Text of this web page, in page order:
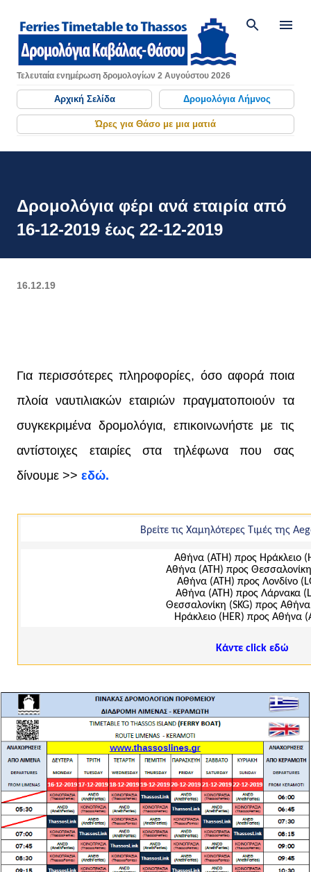
Μετάβαση στο κύριο
Τελευταία ενημέρωση δρομολογίων 2 Αυγούστου 2026
Αρχική Σελίδα Δρομολόγια Λήμνος
Ώρες για Θάσο με μια ματιά
Δρομολόγια φέρι ανά εταιρία από
16-12-2019 έως 22-12-2019
16.12.19
Για περισσότερες πληροφορίες, όσο αφορά ποια
πλοία ναυτιλιακών εταιριών πραγματοποιούν τα
συγκεκριμένα δρομολόγια, επικοινωνήστε με τις
αντίστοιχες εταιρίες στα τηλέφωνα που σας
δίνουμε >> εδώ.
Βρείτε τις Χαμηλότερες Τιμές της
Αθήνα (ΑΤΗ) προς Ηράκλειο
Αθήνα (ΑΤΗ) προς Θεσσαλονίκη
Αθήνα (ΑΤΗ) προς Λονδίνο
Αθήνα (ΑΤΗ) προς Λάρνακα
Θεσσαλονίκη (SKG) προς
Ηράκλειο (ΗΕR) προς Αθήνα
Κάντε click εδώ